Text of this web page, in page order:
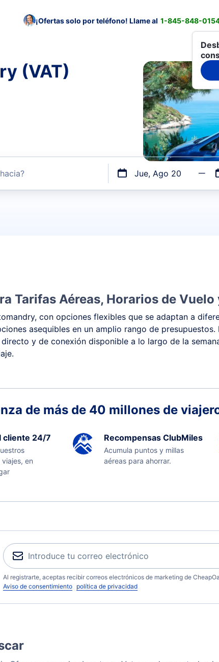
¡Ofertas solo por teléfono! Llame al 1-845-848-
(VAT)
Jue, Ago 20
directos
Tarifas Aéreas, Horarios de
con opciones flexibles que se adaptan a
asequibles en un amplio rango de
y de conexión disponible a lo largo de la
de más de 40 millones de
cliente 24/7
en
Recompensas ClubMiles
Acumula puntos y millas
aéreas para ahorrar.
Al registrarte, aceptas recibir correos electrónicos de marketing de
Aviso de consentimiento política de privacidad